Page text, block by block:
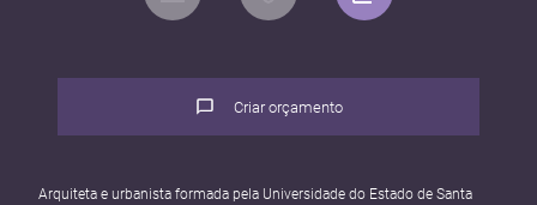
Criar orçamento
Arquiteta e urbanista formada pela Universidade do Estado de Santa